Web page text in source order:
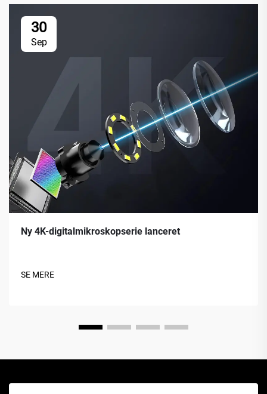
30
Sep
Ny 4K-digitalmikroskopserie lanceret
SE MERE